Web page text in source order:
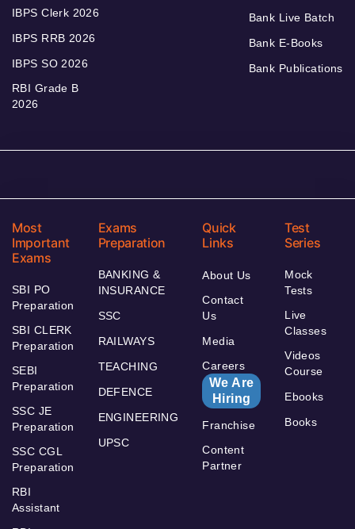
IBPS Clerk 2026
IBPS RRB 2026
IBPS SO 2026
RBI Grade B
2026
Bank Live Batch
Bank E-Books
Bank Publications
Most
Important
Exams
SBI PO
Preparation
SBI CLERK
Preparation
SEBI
Preparation
SSC JE
Preparation
SSC CGL
Preparation
RBI
Assistant
Exams
Preparation
BANKING &
INSURANCE
SSC
RAILWAYS
TEACHING
DEFENCE
ENGINEERING
UPSC
Quick
Links
About Us
Contact
Us
Media
Careers
We Are
Hiring
Franchise
Content
Partner
Test
Series
Mock
Tests
Live
Classes
Videos
Course
Ebooks
Books